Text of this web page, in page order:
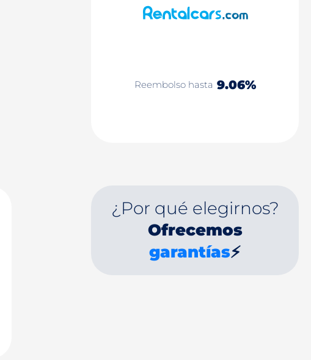
Reembolso hasta 9.06%
¿Por qué elegirnos?
Ofrecemos
garantías⚡